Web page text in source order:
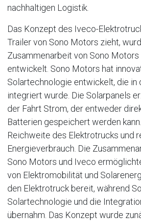
nachhaltigen Logistik.
Das Konzept des Iveco-
Trailer von Sono Motors zieht,
Zusammenarbeit von Sono Motors
entwickelt. Sono Motors hat
Solartechnologie entwickelt, die in
integriert wurde. Die Solarpanels
der Fahrt Strom, der entweder
Batterien gespeichert werden
Reichweite des Elektrotrucks und
Energieverbrauch. Die
Sono Motors und Iveco
von Elektromobilität und
den Elektrotruck bereit, während
Solartechnologie und die
übernahm. Das Konzept wurde